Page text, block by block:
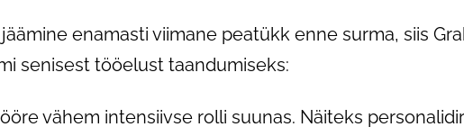
enamasti viimane peatükk enne surma, siis
senisest tööelust taandumiseks:
vähem intensiivse rolli suunas. Näiteks